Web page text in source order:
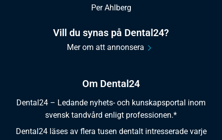
Om Dental24
Dental24 – Ledande nyhets- och kunskapsportal inom
svensk tandvård enligt professionen.*
Dental24 läses av flera tusen dentalt intresserade varje
Per Ahlberg
Vill du synas på Dental24?
Mer om att annonsera